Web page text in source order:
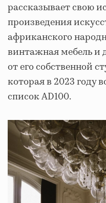
рассказывает свою
произведения
африканского
винтажная мебель и
от его собственной
которая в 2023 году
список AD100.